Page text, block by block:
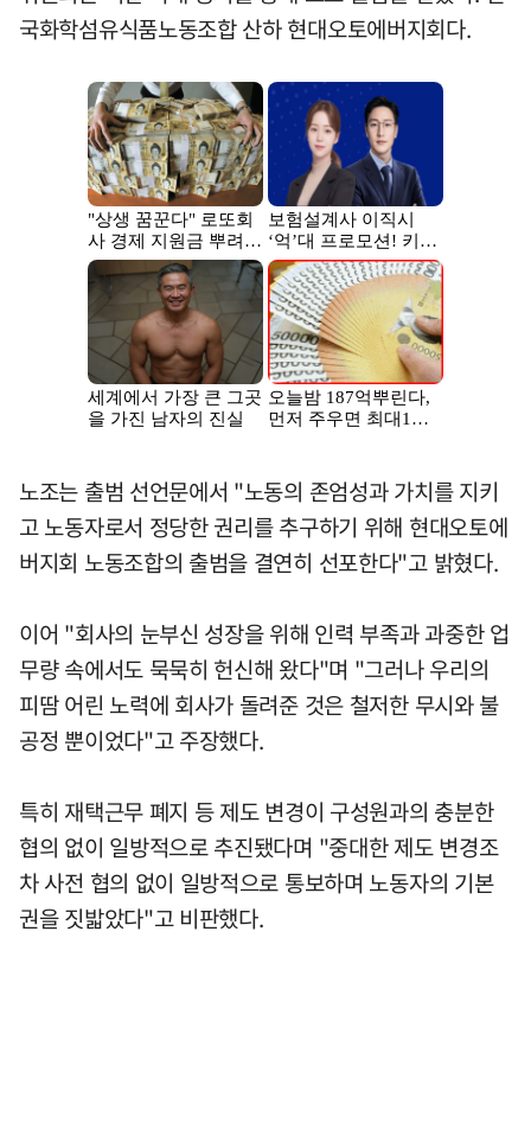
국화학섬유식품노동조합 산하 현대오토에버지회다.
노조는 출범 선언문에서 "노동의 존엄성과 가치를 지키
고 노동자로서 정당한 권리를 추구하기 위해 현대오토에
버지회 노동조합의 출범을 결연히 선포한다"고 밝혔다.
이어 "회사의 눈부신 성장을 위해 인력 부족과 과중한 업
무량 속에서도 묵묵히 헌신해 왔다"며 "그러나 우리의
피땀 어린 노력에 회사가 돌려준 것은 철저한 무시와 불
공정 뿐이었다"고 주장했다.
특히 재택근무 폐지 등 제도 변경이 구성원과의 충분한
협의 없이 일방적으로 추진됐다며 "중대한 제도 변경조
차 사전 협의 없이 일방적으로 통보하며 노동자의 기본
권을 짓밟았다"고 비판했다.